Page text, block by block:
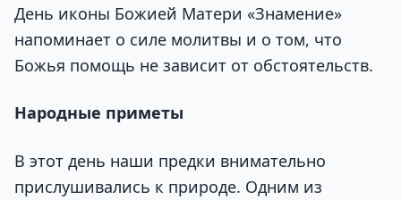
День иконы Божией Матери «Знамение»
напоминает о силе молитвы и о том, что
Божья помощь не зависит от обстоятельств.
Народные приметы
В этот день наши предки внимательно
прислушивались к природе. Одним из